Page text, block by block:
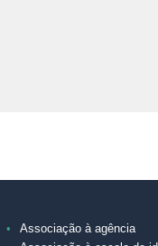
Associação à agência